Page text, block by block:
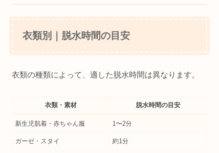
衣類別｜脱水時間の目安
衣類の種類によって、適した脱水時間は異なります。
衣類・素材 脱水時間の目安
新生児肌着・赤ちゃん服 1〜2分
ガーゼ・スタイ 約1分